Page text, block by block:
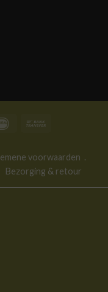
IDeal
voorwaarden .
Bezorging & retour